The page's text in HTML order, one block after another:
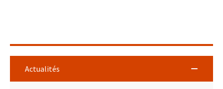
Actualités